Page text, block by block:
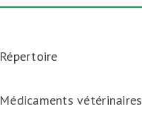
Répertoire
Médicaments vétérinaires